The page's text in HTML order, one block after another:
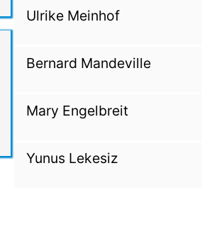
Ulrike Meinhof
Bernard Mandeville
Mary Engelbreit
Yunus Lekesiz